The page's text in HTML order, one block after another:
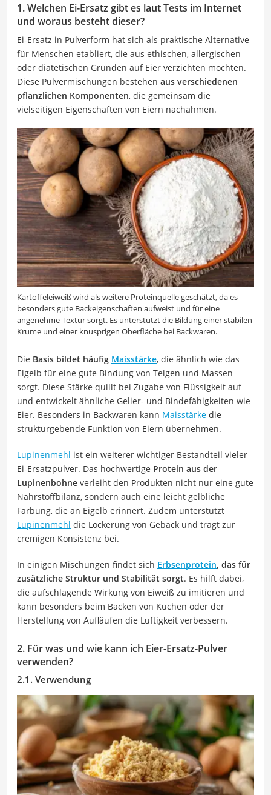
1. Welchen Ei-Ersatz gibt es laut Tests im Internet
und woraus besteht dieser?
Ei-Ersatz in Pulverform hat sich als praktische Alternative
für Menschen etabliert, die aus ethischen, allergischen
oder diätetischen Gründen auf Eier verzichten möchten.
Diese Pulvermischungen bestehen aus verschiedenen
pflanzlichen Komponenten, die gemeinsam die
vielseitigen Eigenschaften von Eiern nachahmen.
Kartoffeleiweiß wird als weitere Proteinquelle geschätzt, da es
besonders gute Backeigenschaften aufweist und für eine
angenehme Textur sorgt. Es unterstützt die Bildung einer stabilen
Krume und einer knusprigen Oberfläche bei Backwaren.
Die Basis bildet häufig Maisstärke, die ähnlich wie das
Eigelb für eine gute Bindung von Teigen und Massen
sorgt. Diese Stärke quillt bei Zugabe von Flüssigkeit auf
und entwickelt ähnliche Gelier- und Bindefähigkeiten wie
Eier. Besonders in Backwaren kann Maisstärke die
strukturgebende Funktion von Eiern übernehmen.
Lupinenmehl ist ein weiterer wichtiger Bestandteil vieler
Ei-Ersatzpulver. Das hochwertige Protein aus der
Lupinenbohne verleiht den Produkten nicht nur eine gute
Nährstoffbilanz, sondern auch eine leicht gelbliche
Färbung, die an Eigelb erinnert. Zudem unterstützt
Lupinenmehl die Lockerung von Gebäck und trägt zur
cremigen Konsistenz bei.
In einigen Mischungen findet sich Erbsenprotein , das für
zusätzliche Struktur und Stabilität sorgt. Es hilft dabei,
die aufschlagende Wirkung von Eiweiß zu imitieren und
kann besonders beim Backen von Kuchen oder der
Herstellung von Aufläufen die Luftigkeit verbessern.
2. Für was und wie kann ich Eier-Ersatz-Pulver
verwenden?
2.1. Verwendung